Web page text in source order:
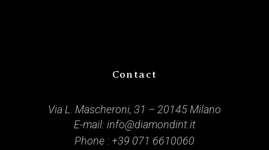
Contact
Via L. Mascheroni, 31 – 20145 Milano
E-mail: info@diamondint.it
Phone : +39 071 6610060